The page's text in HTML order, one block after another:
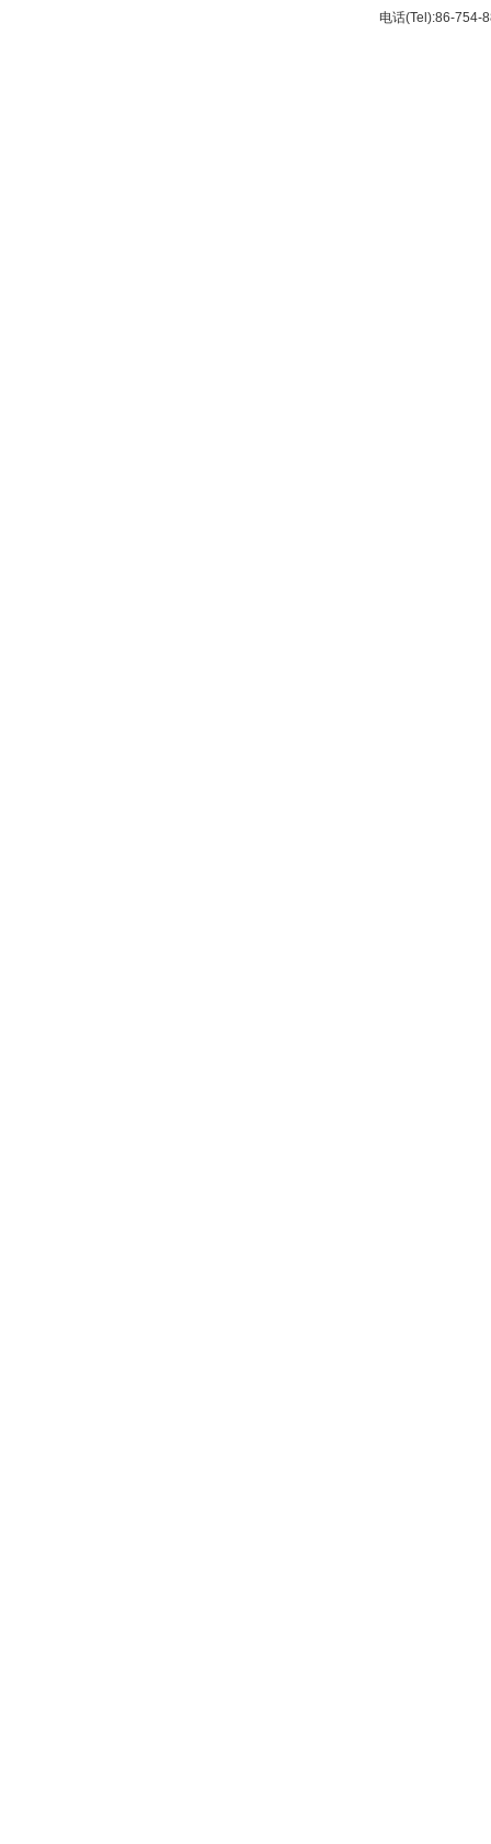
电话(Tel):86-754-